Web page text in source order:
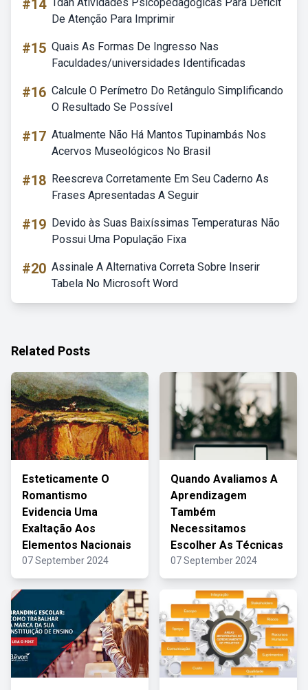
#14
De Atenção Para Imprimir
#15 Quais As Formas De Ingresso Nas
Faculdades/universidades Identificadas
#16 Calcule O Perímetro Do Retângulo Simplificando
O Resultado Se Possível
#17 Atualmente Não Há Mantos Tupinambás Nos
Acervos Museológicos No Brasil
#18 Reescreva Corretamente Em Seu Caderno As
Frases Apresentadas A Seguir
#19 Devido às Suas Baixíssimas Temperaturas Não
Possui Uma População Fixa
#20 Assinale A Alternativa Correta Sobre Inserir
Tabela No Microsoft Word
Related Posts
Esteticamente O
Romantismo
Evidencia Uma
Exaltação Aos
Elementos Nacionais
07 September 2024
Quando Avaliamos A
Aprendizagem
Também
Necessitamos
Escolher As Técnicas
07 September 2024